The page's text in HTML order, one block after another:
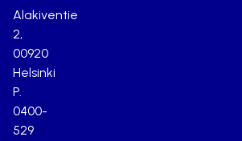
Alakiventie
2,
00920
Helsinki
P.
0400-
529